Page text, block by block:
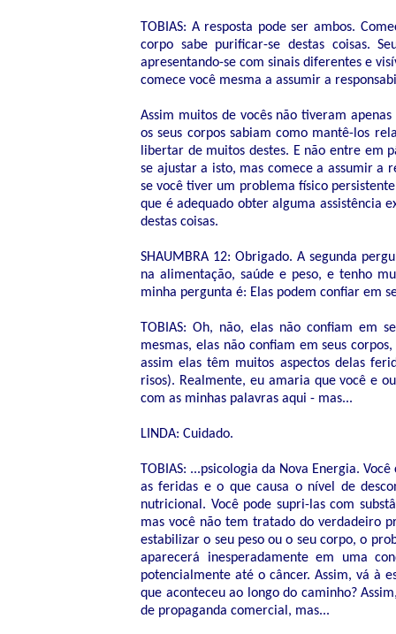
TOBIAS: A resposta pode ser ambos.
corpo sabe purificar-se destas coisas.
apresentando-se com sinais diferentes e
comece você mesma a assumir a
Assim muitos de vocês não tiveram
os seus corpos sabiam como mantê-los
libertar de muitos destes. E não entre em
se ajustar a isto, mas comece a assumir a
se você tiver um problema físico
que é adequado obter alguma assistência
destas coisas.
SHAUMBRA 12: Obrigado. A segunda
na alimentação, saúde e peso, e tenho
minha pergunta é: Elas podem confiar em
TOBIAS: Oh, não, elas não confiam em
mesmas, elas não confiam em seus
assim elas têm muitos aspectos delas
risos). Realmente, eu amaria que você e
com as minhas palavras aqui - mas...
LINDA: Cuidado.
TOBIAS: ...psicologia da Nova Energia.
as feridas e o que causa o nível de
nutricional. Você pode supri-las com
mas você não tem tratado do verdadeiro
estabilizar o seu peso ou o seu corpo, o
aparecerá inesperadamente em uma
potencialmente até o câncer. Assim, vá à
que aconteceu ao longo do caminho?
de propaganda comercial, mas...